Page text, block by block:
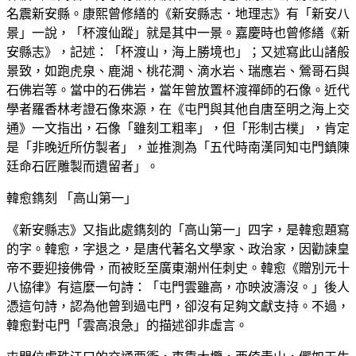
名震新安縣。康熙曾修繕的《新安縣志．地理志》有「新安八
景」一說，「杯渡仙蹤」就是其中一景。嘉慶時也曾修繕《新
安縣志》，記述：「杯渡山，海上勝境也」；又述寫此山諸般
景致，如跑虎泉、鹿湖、桃花澗、滴水岩、瑞應岩、鶯哥石與
石佛岩等。當中的石佛岩，當年曾放置杯渡禪師的石像。近代
學者羅香林考證石像來源，在《屯門與其他自唐至明之海上交
通》一文指出，石像「雖刻工粗率」，但「形制古樸」，肯定
是「非晚近所仿製者」，並推測為「五代時南漢同知屯門鎮陳
廷命石匠雕製而遺留者」。
韓愈鐫刻 「高山第一」
《新安縣志》又指此處鐫刻的「高山第一」四字，是韓愈題寫
的字。韓愈，字退之，是唐代著名文學家、政治家，因勸諫皇
帝不要迎接佛骨，而被貶至廣東潮州任刺史。韓愈《贈別元十
八協律》有這麼一句詩：「屯門雲雖高，亦映波濤沒。」後人
憑這句詩，認為他曾到過屯門，卻沒有足夠文獻支持。不過，
韓愈對屯門「雲高浪急」的描述卻非虛言。